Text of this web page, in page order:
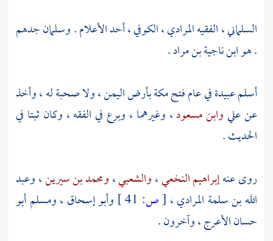
السلماني ، الفقيه المرادي ، الكوفي ، أحد الأعلام . وسلمان جدهم
. هو ابن ناجية بن مراد .
أسلمعبيدةفي عام فتحمكةبأرضاليمن، ولا صحبة له ، وأخذ
عنعليوابن مسعود، وغيرهما ، وبرع في الفقه ، وكان ثبتا في
الحديث .
روى عنهإبراهيم النخعي،والشعبي،ومحمد بن سيرين،وعبد
الله بن سلمة المرادي، [ص: وأبو إسحاق ،ومسلم أبو
حسان الأعرج، وآخرون .